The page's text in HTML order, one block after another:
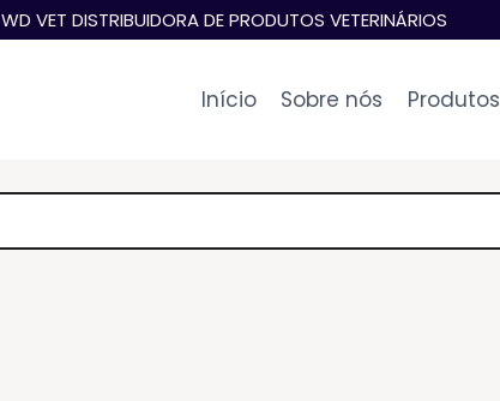
WD VET DISTRIBUIDORA DE PRODUTOS VETERINÁRIOS
Início Sobre nós Produtos